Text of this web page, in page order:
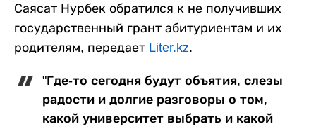
Саясат Нурбек обратился к не получивших
государственный грант абитуриентам и их
родителям, передает Liter.kz.
"Где-то сегодня будут объятия, слезы
радости и долгие разговоры о том,
какой университет выбрать и какой